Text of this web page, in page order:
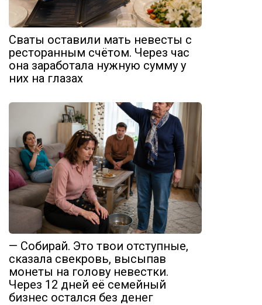
Сваты оставили мать невесты с
ресторанным счётом. Через час
она заработала нужную сумму у
них на глазах
— Собирай. Это твои отступные,
сказала свекровь, высыпав
монеты на голову невестки.
Через 12 дней её семейный
бизнес остался без денег